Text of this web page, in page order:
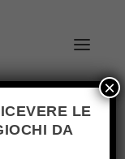
Giochi da
Torta
LE
DA
×